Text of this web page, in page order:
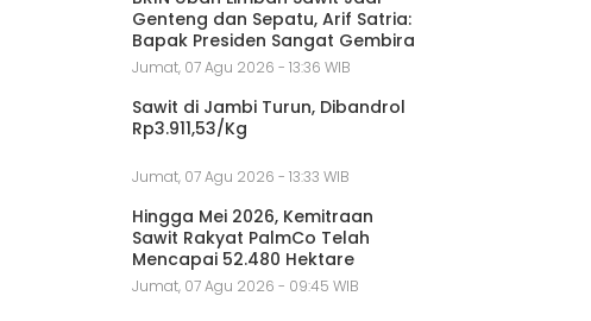
Genteng dan Sepatu, Arif Satria:
Bapak Presiden Sangat Gembira
Jumat, 07 Agu 2026 - 13:36 WIB
Sawit di Jambi Turun, Dibandrol
Rp3.911,53/Kg
Jumat, 07 Agu 2026 - 13:33 WIB
Hingga Mei 2026, Kemitraan
Sawit Rakyat PalmCo Telah
Mencapai 52.480 Hektare
Jumat, 07 Agu 2026 - 09:45 WIB